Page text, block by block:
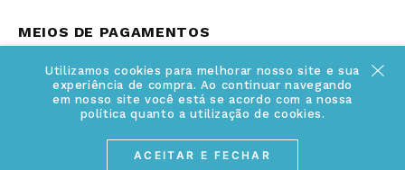
Utilizamos cookies para melhorar nosso site e sua
experiência de compra. Ao continuar navegando
em nosso site você está se acordo com a nossa
política quanto a utilização de cookies.
ACEITAR E FECHAR
MEIOS DE PAGAMENTOS